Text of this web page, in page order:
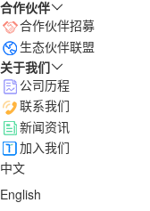
合作伙伴
合作伙伴招募
生态伙伴联盟
关于我们
公司历程
联系我们
新闻资讯
加入我们
中文
English